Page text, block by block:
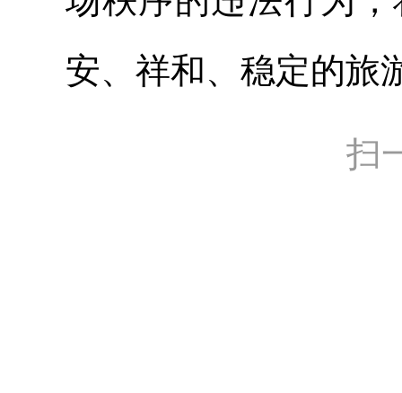
安、祥和、稳定的旅
扫